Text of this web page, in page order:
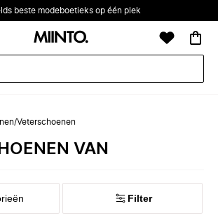
beste modeboetieks op één plek
/Veterschoenen
VAN
Filter